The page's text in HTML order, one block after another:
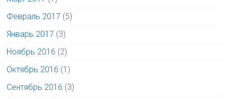
Февраль 2017 (5)
Январь 2017 (3)
Ноябрь 2016 (2)
Октябрь 2016 (1)
Сентябрь 2016 (3)